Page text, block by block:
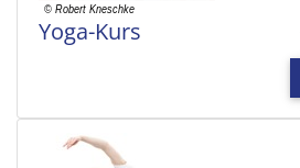
Yoga-Kurs